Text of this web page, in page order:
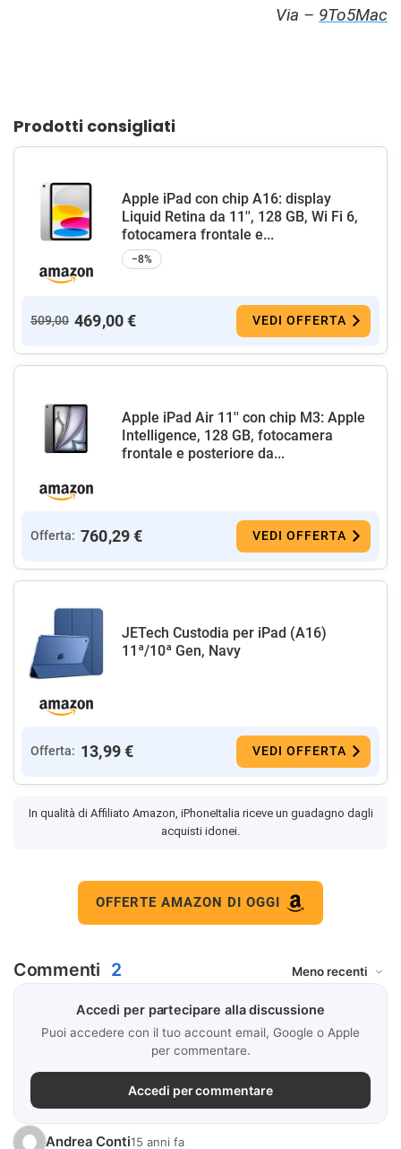
Via – 9To5Mac
Prodotti consigliati
Apple iPad con chip A16: display
Liquid Retina da 11'', 128 GB, Wi Fi 6,
fotocamera frontale e...
−8%
509,00 469,00 € VEDI OFFERTA
Apple iPad Air 11'' con chip M3: Apple
Intelligence, 128 GB, fotocamera
frontale e posteriore da...
Offerta: 760,29 € VEDI OFFERTA
JETech Custodia per iPad (A16)
11ª/10ª Gen, Navy
Offerta: 13,99 € VEDI OFFERTA
In qualità di Affiliato Amazon, iPhoneItalia riceve un guadagno dagli
acquisti idonei.
OFFERTE AMAZON DI OGGI
Commenti 2
Accedi per partecipare alla discussione
Puoi accedere con il tuo account email, Google o Apple
per commentare.
Accedi per commentare
Andrea Conti15 anni fa